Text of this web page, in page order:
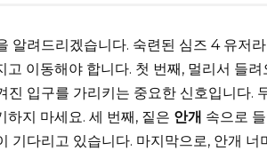
알려드리겠습니다. 숙련된 심즈 4 유저
고 이동해야 합니다. 첫 번째, 멀리서 들
입구를 가리키는 중요한 신호입니다.
하지 마세요. 세 번째, 짙은 안개 속으로
기다리고 있습니다. 마지막으로, 안개 너